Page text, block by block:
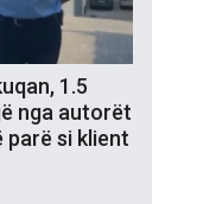
1.5
nga autorët
parë si klient